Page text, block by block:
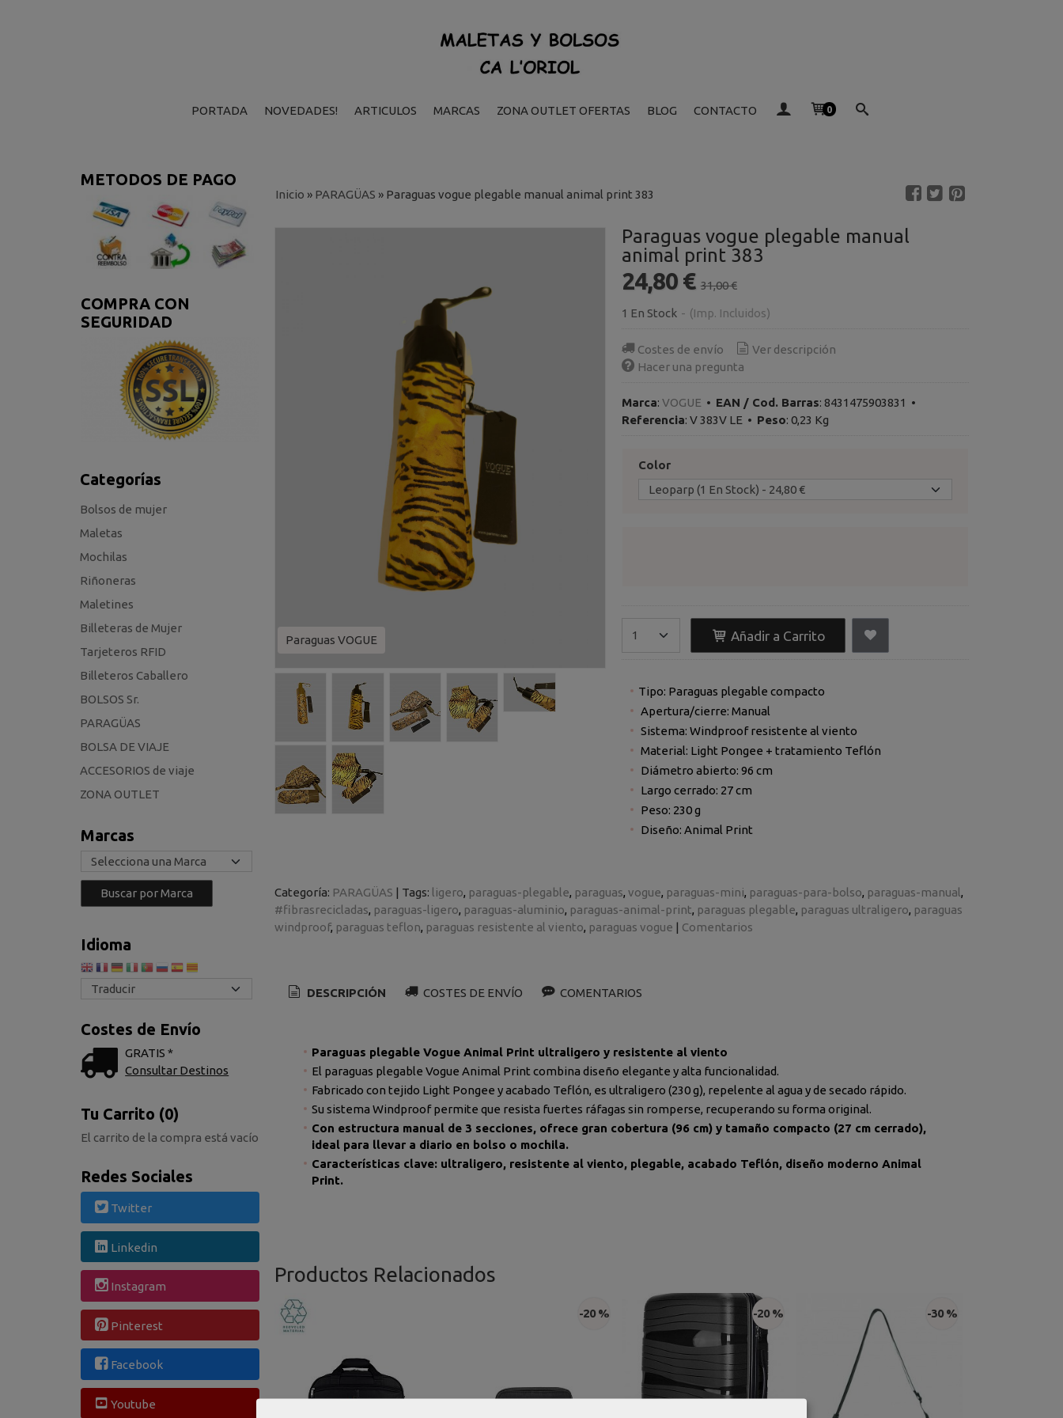
PORTADA NOVEDADES! ARTICULOS MARCAS ZONA OUTLET OFERTAS BLOG CONTACTO 0
METODOS DE PAGO
COMPRA CON
SEGURIDAD
Categorías
Bolsos de mujer
Maletas
Mochilas
Riñoneras
Maletines
Billeteras de Mujer
Tarjeteros RFID
Billeteros Caballero
BOLSOS Sr.
PARAGÜAS
BOLSA DE VIAJE
ACCESORIOS de viaje
ZONA OUTLET
Marcas
Idioma
Costes de Envío
GRATIS *
Consultar Destinos
Tu Carrito (0)
El carrito de la compra está vacío
Redes Sociales
Twitter
Linkedin
Instagram
Pinterest
Facebook
Youtube
Inicio » PARAGÜAS » Paraguas vogue plegable manual animal print 383
Paraguas VOGUE
Paraguas vogue plegable manual
animal print 383
24,80 € 31,00 €
1 En Stock - (Imp. Incluidos)
Costes de envío
Ver descripción
Hacer una pregunta
Marca: VOGUE • EAN / Cod. Barras: 8431475903831 •
Referencia: V 383V LE • Peso: 0,23 Kg
Color
Añadir a Carrito
Tipo: Paraguas plegable compacto
Apertura/cierre: Manual
Sistema: Windproof resistente al viento
Material: Light Pongee + tratamiento Teflón
Diámetro abierto: 96 cm
Largo cerrado: 27 cm
Peso: 230 g
Diseño: Animal Print
Categoría: PARAGÜAS | Tags: ligero paraguas-plegable paraguas vogue paraguas-mini paraguas-para-bolso paraguas-manual
#fibrasrecicladas paraguas-ligero paraguas-aluminio paraguas-animal-print paraguas plegable paraguas ultraligero paraguas
windproof paraguas teflon paraguas resistente al viento paraguas vogue | Comentarios
DESCRIPCIÓN COSTES DE ENVÍO COMENTARIOS
Paraguas plegable Vogue Animal Print ultraligero y resistente al viento
El paraguas plegable Vogue Animal Print combina diseño elegante y alta funcionalidad.
Fabricado con tejido Light Pongee y acabado Teflón, es ultraligero (230 g), repelente al agua y de secado rápido.
Su sistema Windproof permite que resista fuertes ráfagas sin romperse, recuperando su forma original.
Con estructura manual de 3 secciones, ofrece gran cobertura (96 cm) y tamaño compacto (27 cm cerrado),
ideal para llevar a diario en bolso o mochila.
Características clave: ultraligero, resistente al viento, plegable, acabado Teflón, diseño moderno Animal
Print.
Productos Relacionados
-20 % -20 % -30 %